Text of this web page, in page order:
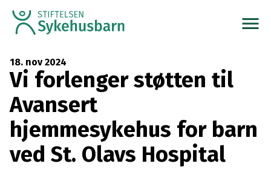
menu
18. nov 2024
Vi forlenger støtten til
Avansert
hjemmesykehus for barn
ved St. Olavs Hospital